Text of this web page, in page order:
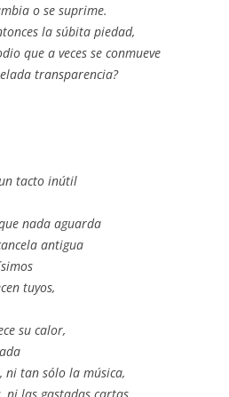
o se suprime.
la súbita piedad,
que a veces se conmueve
transparencia?
tacto inútil
nada aguarda
antigua
tuyos,
su calor,
ni tan sólo la música,